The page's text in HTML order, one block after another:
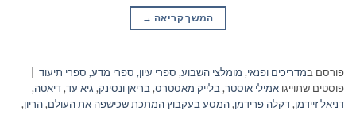
המשך קריאה →
פורסם במדריכים ופנאי, מומלצי השבוע, ספרי עיון, ספרי מדע, ספרי תיעוד
פוסטים שתוייגו אמילי אוסטר, בלייק מאסטרס, בריאן ונסינק, גיא עד,דיאטה,
דניאל זיידמן,דקלה פרידמן,המסע בעקבוץ המתכת שכישפה את העולם,הריון,